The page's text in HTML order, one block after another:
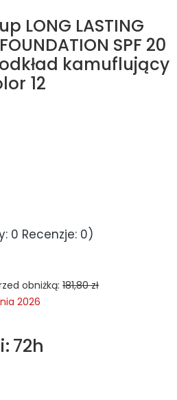
LONG LASTING
SPF 20
kamuflujący
12
0 Recenzje: 0)
obniżką: 181,80 zł
2026
72h